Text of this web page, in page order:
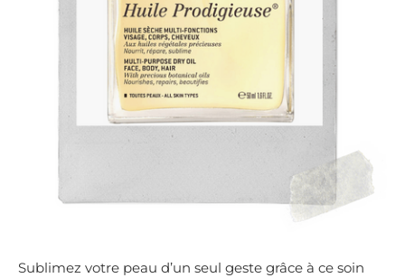
Sublimez votre peau d’un seul geste grâce à ce soin